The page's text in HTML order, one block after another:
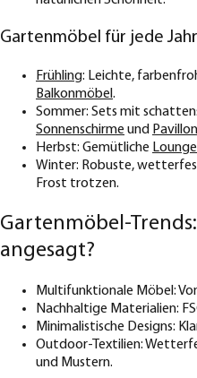
Gartenmöbel für jede
Frühling: Leichte,
Balkonmöbel .
Sommer: Sets mit
Sonnenschirme und
Herbst: Gemütliche
Winter: Robuste,
Frost trotzen.
Gartenmöbel-
angesagt?
Multifunktionale Möbel:
Nachhaltige Materialien:
Minimalistische Designs:
Outdoor-Textilien:
und Mustern.